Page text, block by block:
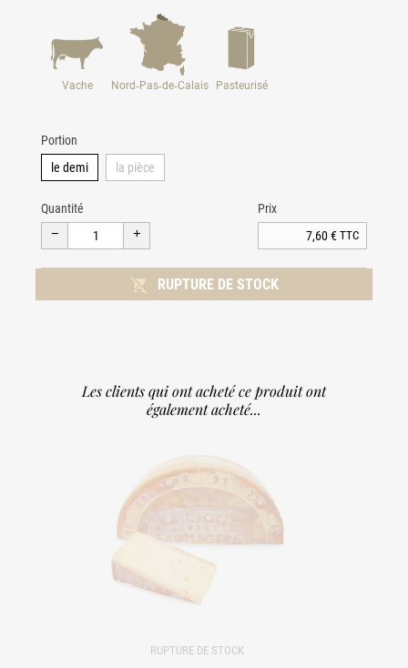
Vache Nord‑Pas‑de‑Calais Pasteurisé
Portion
le demi
la pièce
Quantité
Prix
7,60 € TTC
 RUPTURE DE STOCK
Les clients qui ont acheté ce produit ont
également acheté...